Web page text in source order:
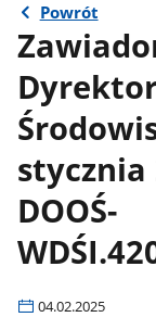
Powrót
stycznia
DOOŚ-
04.02.2025